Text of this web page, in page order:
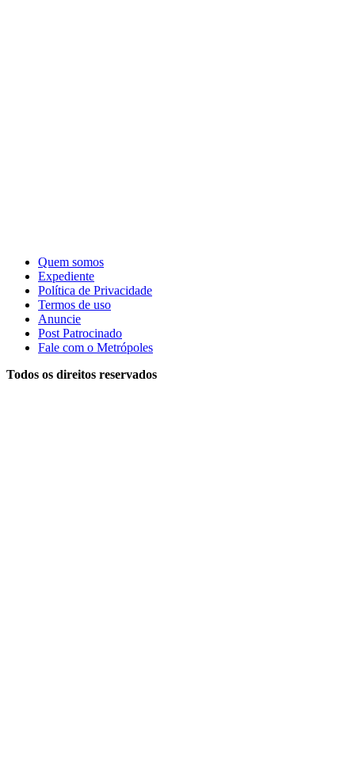
Quem somos
Expediente
Política de Privacidade
Termos de uso
Anuncie
Post Patrocinado
Fale com o Metrópoles
Todos os direitos reservados